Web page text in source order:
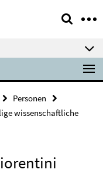
Personen
wissenschaftliche